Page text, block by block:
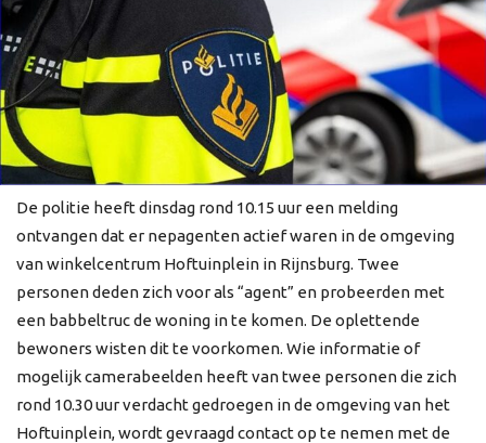
De politie heeft dinsdag rond 10.15 uur een melding
ontvangen dat er nepagenten actief waren in de omgeving
van winkelcentrum Hoftuinplein in Rijnsburg. Twee
personen deden zich voor als “agent” en probeerden met
een babbeltruc de woning in te komen. De oplettende
bewoners wisten dit te voorkomen. Wie informatie of
mogelijk camerabeelden heeft van twee personen die zich
rond 10.30 uur verdacht gedroegen in de omgeving van het
Hoftuinplein, wordt gevraagd contact op te nemen met de